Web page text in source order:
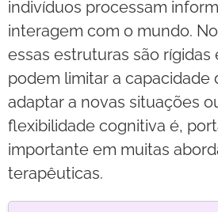
indivíduos processam
interagem com o mundo.
essas estruturas são rígidas
podem limitar a capacidade
adaptar a novas situações
flexibilidade cognitiva é,
importante em muitas
terapêuticas.